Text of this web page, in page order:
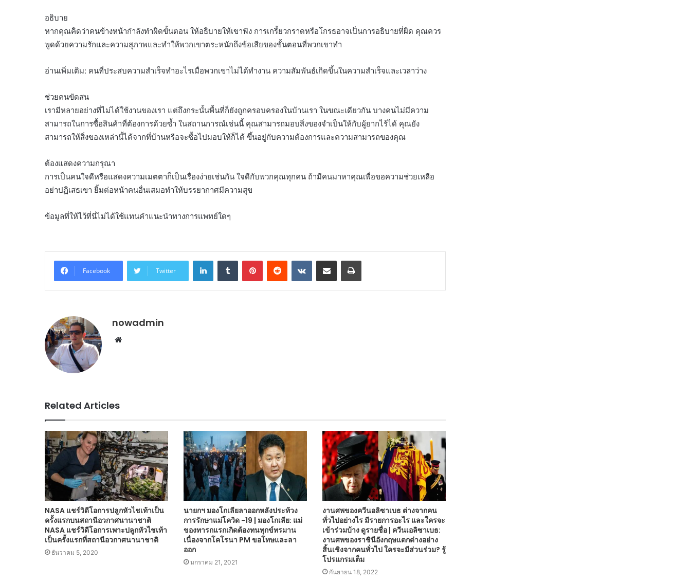
อธิบาย
หากคุณคิดว่าคนข้างหน้ากำลังทำผิดขั้นตอน ให้อธิบายให้เขาฟัง การเกรี้ยวกราดหรือโกรธอาจเป็นการอธิบายที่ผิด คุณควร
พูดด้วยความรักและความสุภาพและทำให้พวกเขาตระหนักถึงข้อเสียของขั้นตอนที่พวกเขาทำ
อ่านเพิ่มเติม: คนที่ประสบความสำเร็จทำอะไรเมื่อพวกเขาไม่ได้ทำงาน ความสัมพันธ์เกิดขึ้นในความสำเร็จและเวลาว่าง
ช่วยคนขัดสน
เรามีหลายอย่างที่ไม่ได้ใช้งานของเรา แต่ถึงกระนั้นพื้นที่ก็ยังถูกครอบครองในบ้านเรา ในขณะเดียวกัน บางคนไม่มีความ
สามารถในการซื้อสินค้าที่ต้องการด้วยซ้ำ ในสถานการณ์เช่นนี้ คุณสามารถมอบสิ่งของจำเป็นให้กับผู้ยากไร้ได้ คุณยัง
สามารถให้สิ่งของเหล่านี้ได้จากที่บ้านหรือจะซื้อไปมอบให้ก็ได้ ขึ้นอยู่กับความต้องการและความสามารถของคุณ
ต้องแสดงความกรุณา
การเป็นคนใจดีหรือแสดงความเมตตาก็เป็นเรื่องง่ายเช่นกัน ใจดีกับพวกคุณทุกคน ถ้ามีคนมาหาคุณเพื่อขอความช่วยเหลือ
อย่าปฏิเสธเขา ยิ้มต่อหน้าคนอื่นเสมอทำให้บรรยากาศมีความสุข
ข้อมูลที่ให้ไว้ที่นี่ไม่ได้ใช้แทนคำแนะนำทางการแพทย์ใดๆ
Facebook Twitter
LinkedInTumblr PinterestReddit VKontakteShare via Email Print
nowadmin
Website
Related Articles
NASA แชร์วิดีโอการปลูกหัวไชเท้าเป็น
ครั้งแรกบนสถานีอวกาศนานาชาติ
NASA แชร์วิดีโอการเพาะปลูกหัวไชเท้า
เป็นครั้งแรกที่สถานีอวกาศนานาชาติ
ธันวาคม 5, 2020
นายกฯ มองโกเลียลาออกหลังประท้วง
การรักษาแม่โควิด -19 | มองโกเลีย: แม่
ของทารกแรกเกิดต้องทนทุกข์ทรมาน
เนื่องจากโคโรนา PM ขอโทษและลา
ออก
มกราคม 21, 2021
งานศพของควีนอลิซาเบธ ต่างจากคน
ทั่วไปอย่างไร มีรายการอะไร และใครจะ
เข้าร่วมบ้าง ดูรายชื่อ | ควีนเอลิซาเบธ:
งานศพของราชินีอังกฤษแตกต่างอย่าง
สิ้นเชิงจากคนทั่วไป ใครจะมีส่วนร่วม? รู้
โปรแกรมเต็ม
กันยายน 18, 2022